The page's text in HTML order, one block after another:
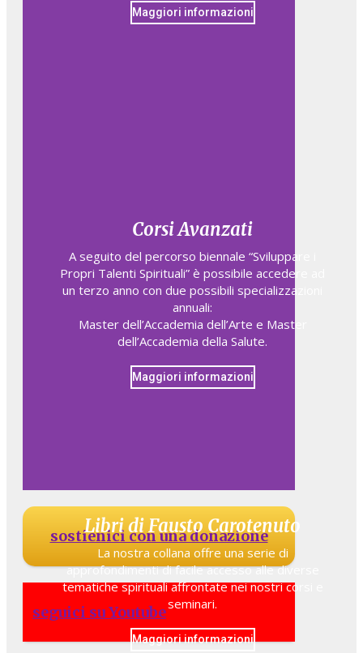
Maggiori informazioni
Corsi Avanzati
A seguito del percorso biennale “Sviluppare i
Propri Talenti Spirituali” è possibile accedere ad
un terzo anno con due possibili specializzazioni
annuali:
Master dell’Accademia dell’Arte e Master
dell’Accademia della Salute.
Maggiori informazioni
Libri di Fausto Carotenuto
La nostra collana offre una serie di
approfondimenti di facile accesso alle diverse
tematiche spirituali affrontate nei nostri corsi e
seminari.
Maggiori informazioni
sostienici con una donazione
seguici su Youtube